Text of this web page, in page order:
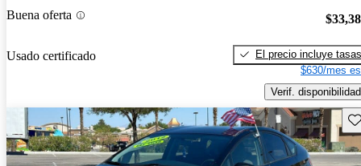
Buena oferta
Usado certificado
El precio incluye tasas
$630/mes
Verif. disponibilidad